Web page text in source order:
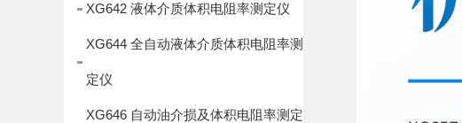
XG642 液体介质体积电阻率测定仪
XG644 全自动液体介质体积电阻率测
定仪
XG646 自动油介损及体积电阻率测定